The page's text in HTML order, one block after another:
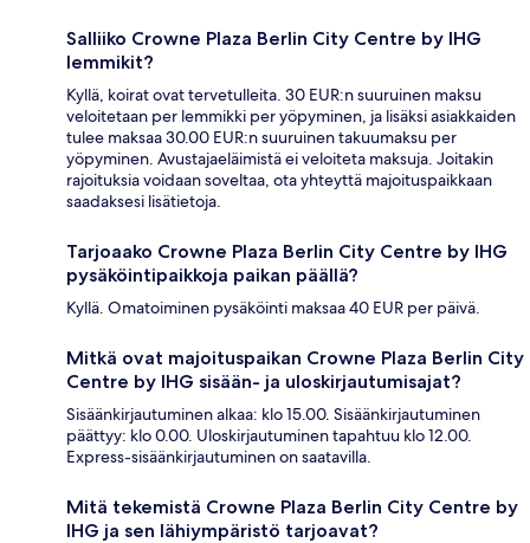
Salliiko Crowne Plaza Berlin City Centre by IHG
lemmikit?
Kyllä, koirat ovat tervetulleita. 30 EUR:n suuruinen maksu
veloitetaan per lemmikki per yöpyminen, ja lisäksi asiakkaiden
tulee maksaa 30.00 EUR:n suuruinen takuumaksu per
yöpyminen. Avustajaeläimistä ei veloiteta maksuja. Joitakin
rajoituksia voidaan soveltaa, ota yhteyttä majoituspaikkaan
saadaksesi lisätietoja.
Tarjoaako Crowne Plaza Berlin City Centre by IHG
pysäköintipaikkoja paikan päällä?
Kyllä. Omatoiminen pysäköinti maksaa 40 EUR per päivä.
Mitkä ovat majoituspaikan Crowne Plaza Berlin City
Centre by IHG sisään- ja uloskirjautumisajat?
Sisäänkirjautuminen alkaa: klo 15.00. Sisäänkirjautuminen
päättyy: klo 0.00. Uloskirjautuminen tapahtuu klo 12.00.
Express-sisäänkirjautuminen on saatavilla.
Mitä tekemistä Crowne Plaza Berlin City Centre by
IHG ja sen lähiympäristö tarjoavat?